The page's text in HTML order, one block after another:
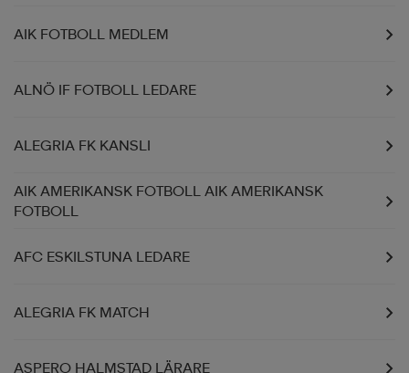
AIK FOTBOLL MEDLEM
ALNÖ IF FOTBOLL LEDARE
ALEGRIA FK KANSLI
AIK AMERIKANSK FOTBOLL AIK AMERIKANSK
FOTBOLL
AFC ESKILSTUNA LEDARE
ALEGRIA FK MATCH
ASPERO HALMSTAD LÄRARE